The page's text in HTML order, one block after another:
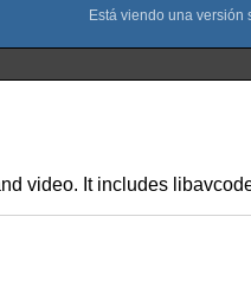
video. It includes